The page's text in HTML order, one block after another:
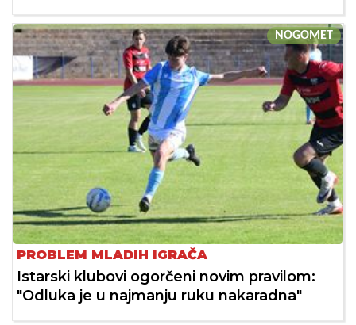
NOGOMET
PROBLEM MLADIH IGRAČA
Istarski klubovi ogorčeni novim pravilom:
"Odluka je u najmanju ruku nakaradna"